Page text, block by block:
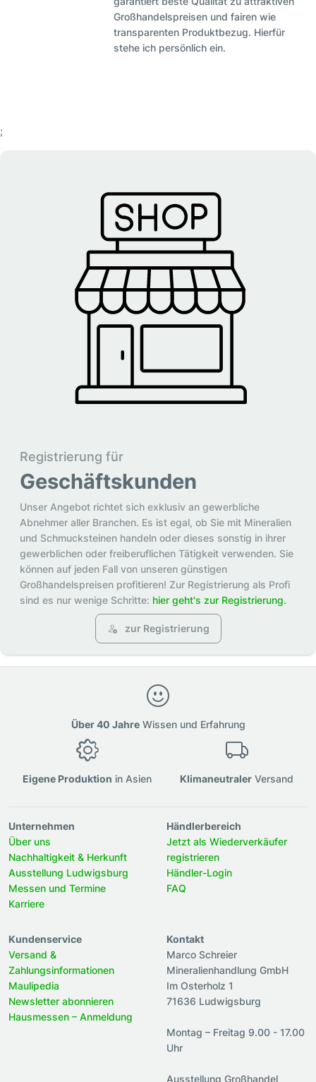
Großhandelspreisen und fairen wie
transparenten Produktbezug. Hierfür
stehe ich persönlich ein.
;
Registrierung für
Geschäftskunden
Unser Angebot richtet sich exklusiv an gewerbliche
Abnehmer aller Branchen. Es ist egal, ob Sie mit Mineralien
und Schmucksteinen handeln oder dieses sonstig in ihrer
gewerblichen oder freiberuflichen Tätigkeit verwenden. Sie
können auf jeden Fall von unseren günstigen
Großhandelspreisen profitieren! Zur Registrierung als Profi
sind es nur wenige Schritte: hier geht's zur Registrierung.
zur Registrierung
Über 40 JahreWissen und Erfahrung
Eigene Produktion in Asien Klimaneutraler Versand
Unternehmen
Über uns
Nachhaltigkeit & Herkunft
Ausstellung Ludwigsburg
Messen und Termine
Karriere
Händlerbereich
Jetzt als Wiederverkäufer
registrieren
Händler-Login
FAQ
Kundenservice
Versand &
Zahlungsinformationen
Maulipedia
Newsletter abonnieren
Hausmessen – Anmeldung
Kontakt
Marco Schreier
Mineralienhandlung GmbH
Im Osterholz 1
71636 Ludwigsburg
Montag – Freitag 9.00 - 17.00
Uhr
Ausstellung Großhandel